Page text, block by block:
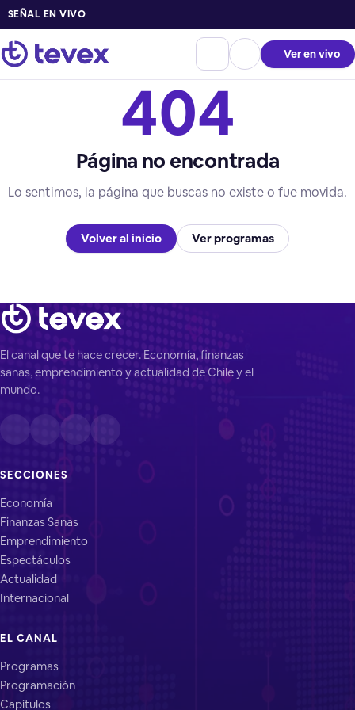
SEÑAL EN VIVO
Ver en vivo
404
Página no encontrada
Lo sentimos, la página que buscas no existe o fue movida.
Volver al inicio Ver programas
El canal que te hace crecer. Economía, finanzas
sanas, emprendimiento y actualidad de Chile y el
mundo.
SECCIONES
Economía
Finanzas Sanas
Emprendimiento
Espectáculos
Actualidad
Internacional
EL CANAL
Programas
Programación
Capítulos